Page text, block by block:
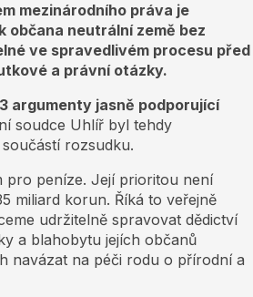
mezinárodního práva je
neutrální země bez
ve spravedlivém procesu před
a právní otázky.
argumenty jasně podporující
soudce Uhlíř byl tehdy
rozsudku.
pro peníze. Její prioritou není
miliard korun. Říká to veřejně
udržitelně spravovat dědictví
a blahobytu jejích občanů
navázat na péči rodu o přírodní a